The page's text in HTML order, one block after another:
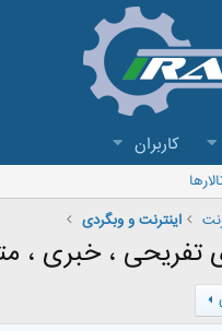
کاربران
اینترنت و وبگردی
، خبری ،